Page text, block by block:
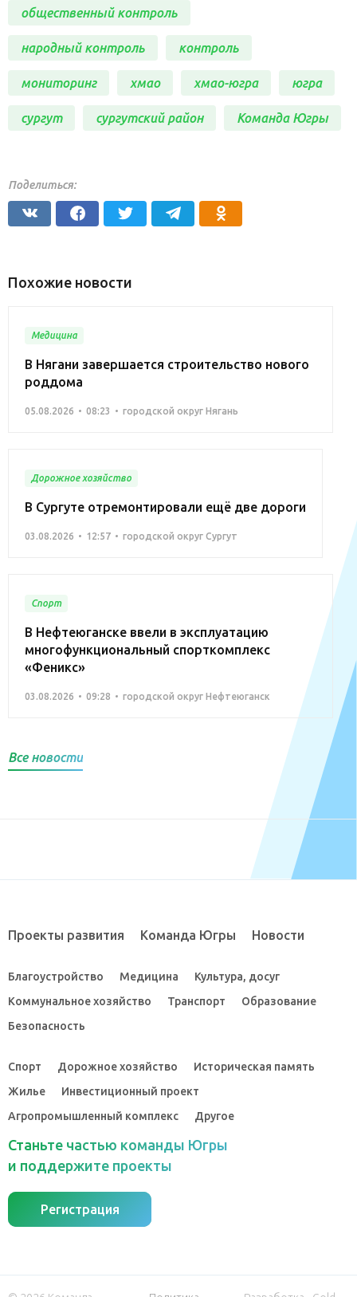
общественный контроль
народный контроль контроль
мониторинг хмао хмао-югра югра
сургут сургутский район Команда Югры
Поделиться:
Похожие новости
Медицина
В Нягани завершается строительство нового
роддома
05.08.2026 08:23 городской округ Нягань
Дорожное хозяйство
В Сургуте отремонтировали ещё две дороги
03.08.2026 12:57 городской округ Сургут
Спорт
В Нефтеюганске ввели в эксплуатацию
многофункциональный спорткомплекс
«Феникс»
03.08.2026 09:28 городской округ Нефтеюганск
Все новости
Проекты развития Команда Югры Новости
Благоустройство Медицина
Культура, досуг
Коммунальное хозяйство
Транспорт
Образование
Безопасность
Спорт Дорожное хозяйство
Историческая память
Жилье
Инвестиционный проект
Агропромышленный комплекс
Другое
Станьте частью команды Югры
и поддержите проекты
Регистрация